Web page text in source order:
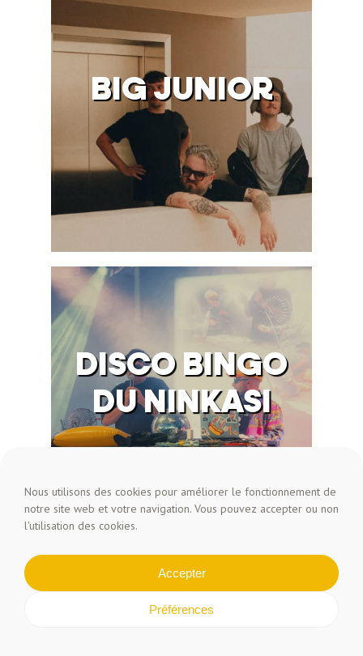
Nous utilisons des cookies pour améliorer le fonctionnement de
notre site web et votre navigation. Vous pouvez accepter ou non
l'utilisation des cookies.
Accepter
Préférences
BIG JUNIOR
DISCO BINGO
DU NINKASI